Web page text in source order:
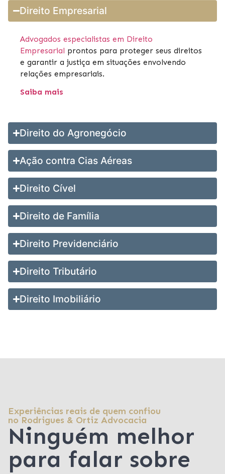
Direito Empresarial
Advogados especialistas em Direito
Empresarial
prontos para proteger seus direitos
e garantir a justiça em situações envolvendo
relações empresariais.
Saiba mais
Direito do Agronegócio
Ação contra Cias Aéreas
Direito Cível
Direito de Família
Direito Previdenciário
Direito Tributário
Direito Imobiliário
Experiências reais de quem confiou
no Rodrigues & Ortiz Advocacia
Ninguém melhor
para falar sobre